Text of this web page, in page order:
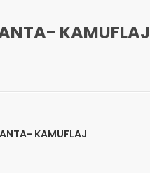
KAMUFLAJ
KAMUFLAJ